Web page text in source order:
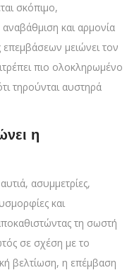
σκόπιμο,
και αρμονία
μειώνει τον
πιο ολοκληρωμένο
τηρούνται αυστηρά
η
ασυμμετρίες,
και
τη σωστή
σε σχέση με το
βελτίωση, η επέμβαση